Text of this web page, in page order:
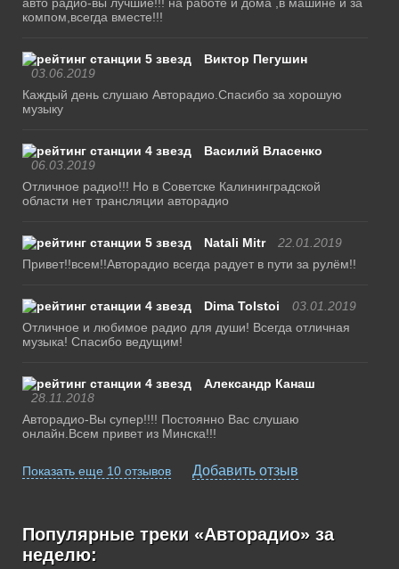
компом,всегда вместе!!!
Виктор Пегушин
03.06.2019
Каждый день слушаю Авторадио.Спасибо за хорошую
музыку
Василий Власенко
06.03.2019
Отличное радио!!! Но в Советске Калининградской
области нет трансляции авторадио
Natali Mitr
22.01.2019
Привет!!всем!!Авторадио всегда радует в пути за рулём!!
Dima Tolstoi
03.01.2019
Отличное и любимое радио для души! Всегда отличная
музыка! Спасибо ведущим!
Александр Канаш
28.11.2018
Авторадио-Вы супер!!!! Постоянно Вас слушаю
онлайн.Всем привет из Минска!!!
Показать еще 10 отзывов Добавить отзыв
Популярные треки «Авторадио» за
неделю: